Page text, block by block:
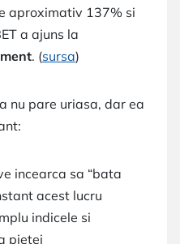
aproximativ 137% si
a ajuns la
. (sursa)
nu pare uriasa, dar ea
incearca sa “bata
acest lucru
indicele si
pietei